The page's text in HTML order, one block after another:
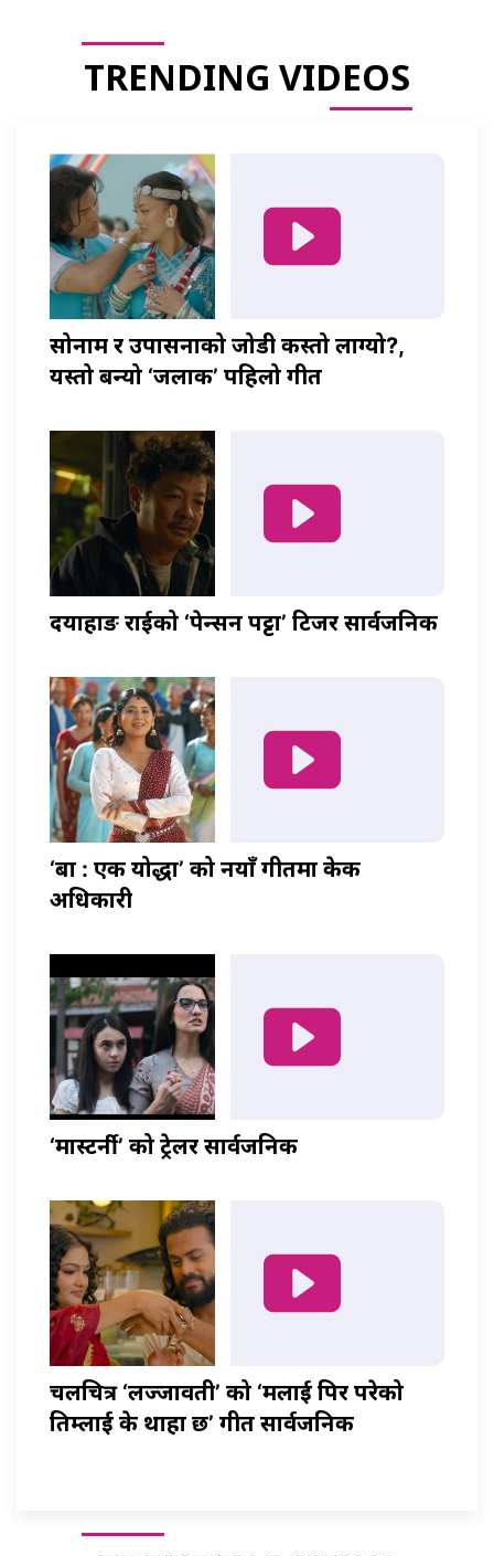
TRENDING VIDEOS
सोनाम र उपासनाको जोडी कस्तो लाग्यो?,
यस्तो बन्यो ‘जलाकी’ पहिलो गीत
दयाहाङ राईको ‘पेन्सन पट्टा’ टिजर सार्वजनिक
‘बा : एक योद्धा’ को नयाँ गीतमा केकी
अधिकारी
‘मास्टर्नी’ को ट्रेलर सार्वजनिक
चलचित्र ‘लज्जावती’ को ‘मलाई पिर परेको
तिम्लाई के थाहा छ’ गीत सार्वजनिक